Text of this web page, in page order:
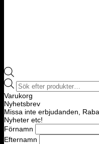
Products
search
Varukorg
Nyhetsbrev
Missa inte erbjudanden,
Nyheter etc!
Förnamn
Efternamn